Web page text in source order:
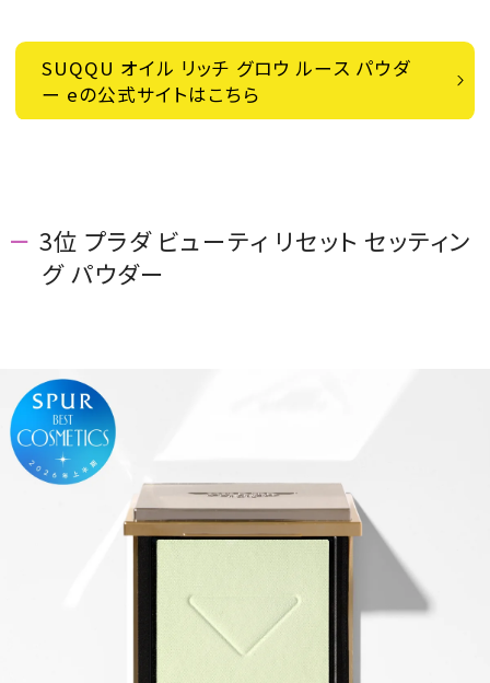
SUQQU オイル リッチ グロウ ルース パウダ
ー eの公式サイトはこちら
3位 プラダ ビューティ リセット セッティン
グ パウダー